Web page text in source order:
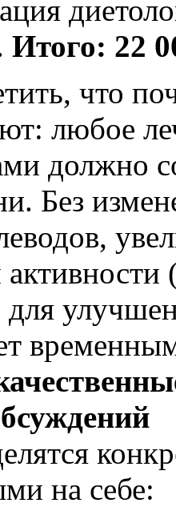
Итого: 22
что
любое
должно
Без
для
на себе: